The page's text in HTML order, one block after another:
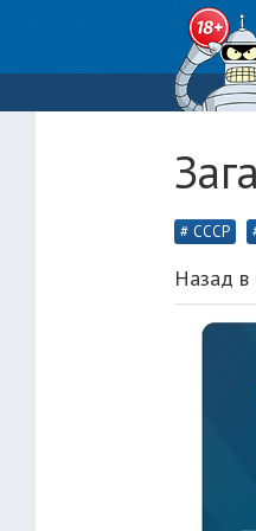
СССР
Назад в